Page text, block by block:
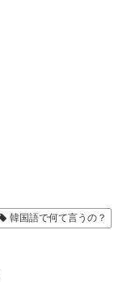
韓国語で何て言うの？